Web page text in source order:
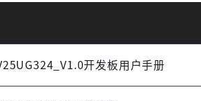
开发板用户手册